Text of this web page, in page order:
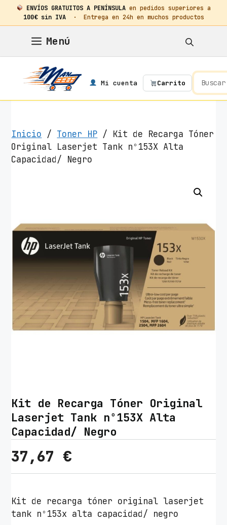
ENVÍOS GRATUITOS A PENÍNSULA en pedidos superiores a
100€ sin IVA· Entrega en 24h en muchos productos
contenido
Menú
Mi cuenta Carrito
Inicio / Toner HP / Kit de Recarga Tóner
Original Laserjet Tank nº153X Alta
Capacidad/ Negro
Kit de Recarga Tóner Original
Laserjet Tank nº153X Alta
Capacidad/ Negro
37,67 €
Kit de recarga tóner original laserjet
tank nº153x alta capacidad/ negro